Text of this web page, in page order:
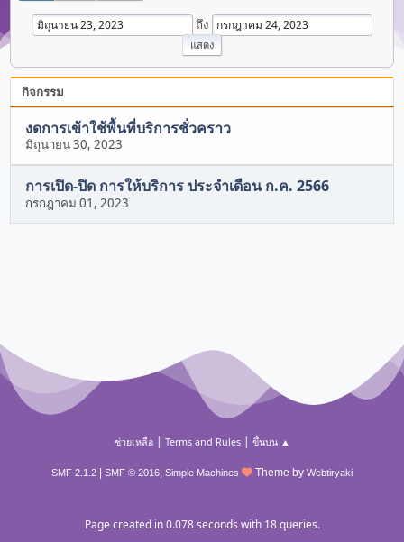
ถึง
กิจกรรม
งดการเข้าใช้พื้นที่บริการชั่วคราว
มิถุนายน 30, 2023
การเปิด-ปิด การให้บริการ ประจำเดือน ก.ค. 2566
กรกฎาคม 01, 2023
ช่วยเหลือ| Terms and Rules| ขึ้นบน ▲
SMF 2.1.2 SMF © 2016, Simple Machines Theme by Webtiryaki
Page created in 0.078 seconds with 18 queries.